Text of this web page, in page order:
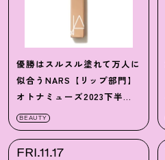
優勝はスルスル塗れて万人に
似合うNARS【リップ部門】
オトナミューズ2023下半期
ベストコスメ
BEAUTY
FRI.11.17